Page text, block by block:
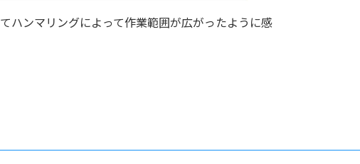
ハンマリングによって作業範囲が広がったように感